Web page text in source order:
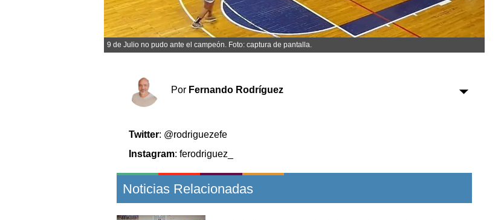
Cartón Lleno
Fúnebres
Clasificados
Suplementos
Servicios
9 de Julio no pudo ante el campeón. Foto: captura de pantalla.
Por Fernando Rodríguez
Twitter: @rodriguezefe
Instagram: ferodriguez_
Noticias Relacionadas